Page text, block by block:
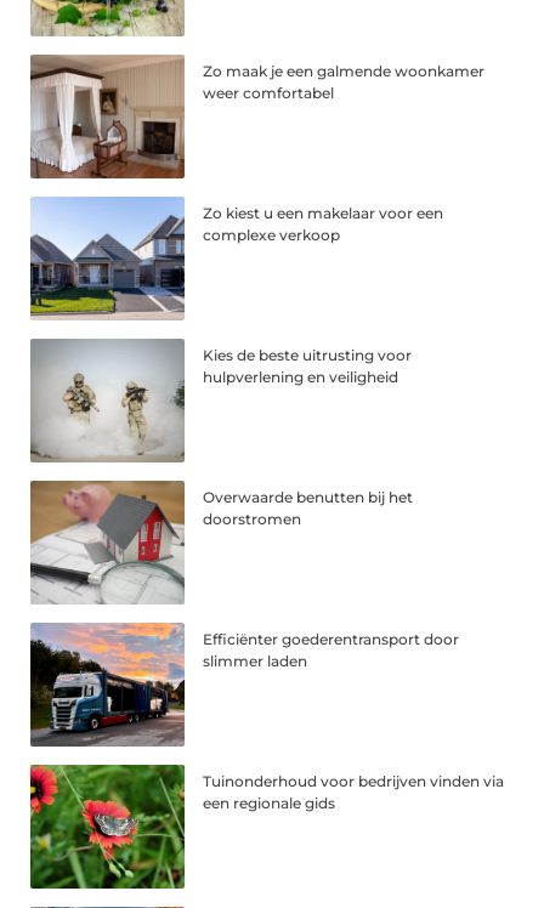
Zo maak je een galmende woonkamer
weer comfortabel
Zo kiest u een makelaar voor een
complexe verkoop
Kies de beste uitrusting voor
hulpverlening en veiligheid
Overwaarde benutten bij het
doorstromen
Efficiënter goederentransport door
slimmer laden
Tuinonderhoud voor bedrijven vinden via
een regionale gids